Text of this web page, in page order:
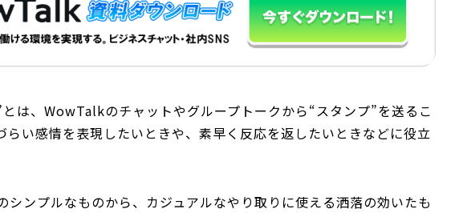
は、WowTalkのチャットやグループトークから“スタンプ”を送るこ
らい感情を表現したいときや、素早く反応を返したいときなどに役立
シンプルなものから、カジュアルなやり取りに使える洒落の効いたも